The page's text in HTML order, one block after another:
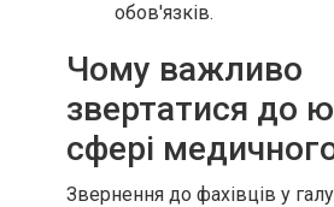
обов'язків.
Чому важливо
звертатися до
сфері
Звернення до фахівців у